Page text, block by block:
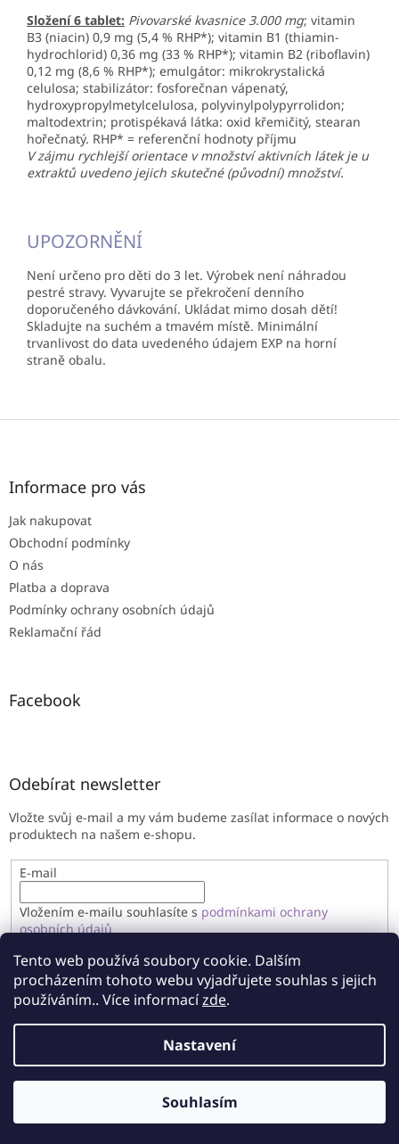
Tento web používá soubory cookie. Dalším
procházením tohoto webu vyjadřujete souhlas s jejich
používáním.. Více informacízde.
Nastavení
Souhlasím
Složení 6 tablet: Pivovarské kvasnice 3.000 mg; vitamin
B3 (niacin) 0,9 mg (5,4 % RHP*); vitamin B1 (thiamin-
hydrochlorid) 0,36 mg (33 % RHP*); vitamin B2 (riboflavin)
0,12 mg (8,6 % RHP*); emulgátor: mikrokrystalická
celulosa; stabilizátor: fosforečnan vápenatý,
hydroxypropylmetylcelulosa, polyvinylpolypyrrolidon;
maltodextrin; protispékavá látka: oxid křemičitý, stearan
hořečnatý. RHP* = referenční hodnoty příjmu
V zájmu rychlejší orientace v množství aktivních látek je u
extraktů uvedeno jejich skutečné (původní) množství.
UPOZORNĚNÍ
Není určeno pro děti do 3 let. Výrobek není náhradou
pestré stravy. Vyvarujte se překročení denního
doporučeného dávkování. Ukládat mimo dosah dětí!
Skladujte na suchém a tmavém místě. Minimální
trvanlivost do data uvedeného údajem EXP na horní
straně obalu.
Z
Informace pro vás
Jak nakupovat
Obchodní podmínky
O nás
Platba a doprava
Podmínky ochrany osobních údajů
Reklamační řád
Facebook
Odebírat newsletter
Vložte svůj e-mail a my vám budeme zasílat informace o nových
produktech na našem e-shopu.
E-mail
Vložením e-mailu souhlasíte s podmínkami ochrany
osobních údajů
PŘIHLÁSIT SE
Vytvořil Shoptet
Imandragora. Všechna práva vyhrazena.